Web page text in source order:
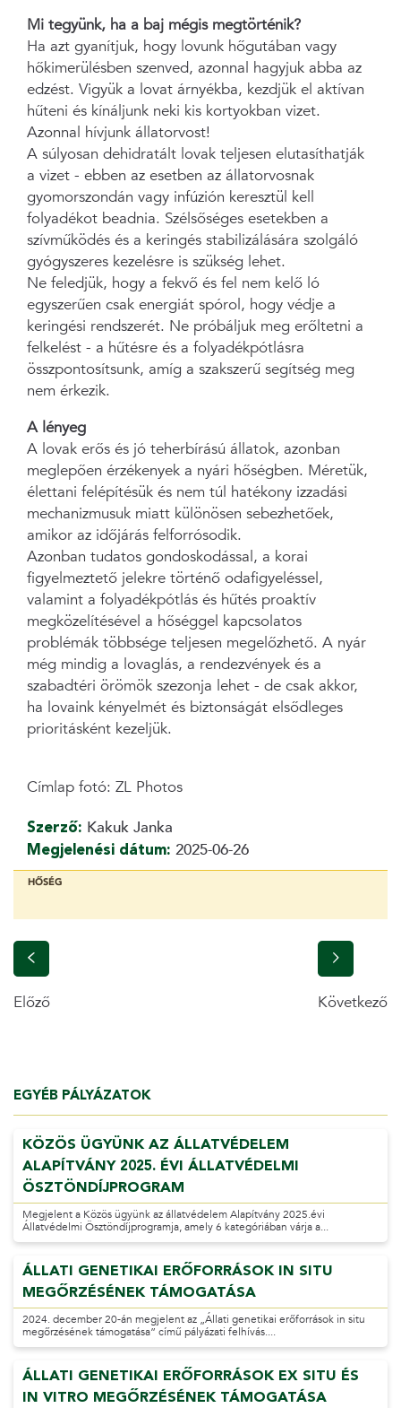
Mi tegyünk, ha a baj mégis megtörténik?
Ha azt gyanítjuk, hogy lovunk hőgutában vagy
hőkimerülésben szenved, azonnal hagyjuk abba az
edzést. Vigyük a lovat árnyékba, kezdjük el aktívan
hűteni és kínáljunk neki kis kortyokban vizet.
Azonnal hívjunk állatorvost!
A súlyosan dehidratált lovak teljesen elutasíthatják
a vizet - ebben az esetben az állatorvosnak
gyomorszondán vagy infúzión keresztül kell
folyadékot beadnia. Szélsőséges esetekben a
szívműködés és a keringés stabilizálására szolgáló
gyógyszeres kezelésre is szükség lehet.
Ne feledjük, hogy a fekvő és fel nem kelő ló
egyszerűen csak energiát spórol, hogy védje a
keringési rendszerét. Ne próbáljuk meg erőltetni a
felkelést - a hűtésre és a folyadékpótlásra
összpontosítsunk, amíg a szakszerű segítség meg
nem érkezik.
A lényeg
A lovak erős és jó teherbírású állatok, azonban
meglepően érzékenyek a nyári hőségben. Méretük,
élettani felépítésük és nem túl hatékony izzadási
mechanizmusuk miatt különösen sebezhetőek,
amikor az időjárás felforrósodik.
Azonban tudatos gondoskodással, a korai
figyelmeztető jelekre történő odafigyeléssel,
valamint a folyadékpótlás és hűtés proaktív
megközelítésével a hőséggel kapcsolatos
problémák többsége teljesen megelőzhető. A nyár
még mindig a lovaglás, a rendezvények és a
szabadtéri örömök szezonja lehet - de csak akkor,
ha lovaink kényelmét és biztonságát elsődleges
prioritásként kezeljük.
Címlap fotó: ZL Photos
Szerző: Kakuk Janka
Megjelenési dátum: 2025-06-26
HŐSÉG
Előző Következő
EGYÉB PÁLYÁZATOK
KÖZÖS ÜGYÜNK AZ ÁLLATVÉDELEM
ALAPÍTVÁNY 2025. ÉVI ÁLLATVÉDELMI
ÖSZTÖNDÍJPROGRAM
Megjelent a Közös ügyünk az állatvédelem Alapítvány 2025.évi
Állatvédelmi Ösztöndíjprogramja, amely 6 kategóriában várja a...
ÁLLATI GENETIKAI ERŐFORRÁSOK IN SITU
MEGŐRZÉSÉNEK TÁMOGATÁSA
2024. december 20-án megjelent az „Állati genetikai erőforrások in situ
megőrzésének támogatása” című pályázati felhívás....
ÁLLATI GENETIKAI ERŐFORRÁSOK EX SITU ÉS
IN VITRO MEGŐRZÉSÉNEK TÁMOGATÁSA